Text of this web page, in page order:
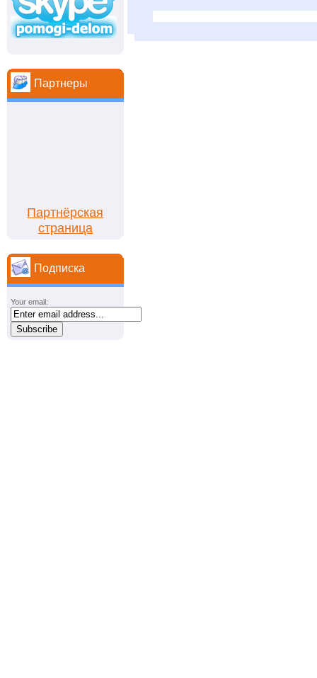
Партнеры
Партнёрская
страница
Подписка
Your email: